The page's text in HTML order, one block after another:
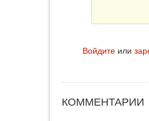
Войдите или
КОММЕНТАРИИ